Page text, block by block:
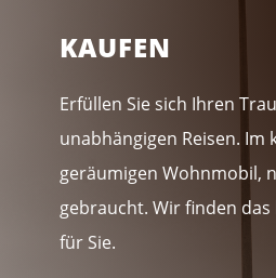
KAUFEN
Erfüllen Sie sich Ihren
unabhängigen Reisen. Im
geräumigen Wohnmobil,
gebraucht. Wir finden
für Sie.